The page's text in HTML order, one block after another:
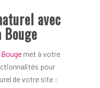
avec
Bouge
met à votre
pour
de votre site :